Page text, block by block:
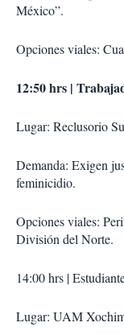
México”.
Opciones viales:
12:50 hrs |
Lugar: Reclusorio
Demanda: Exigen
feminicidio.
Opciones viales:
División del Norte.
14:00 hrs |
Lugar: UAM